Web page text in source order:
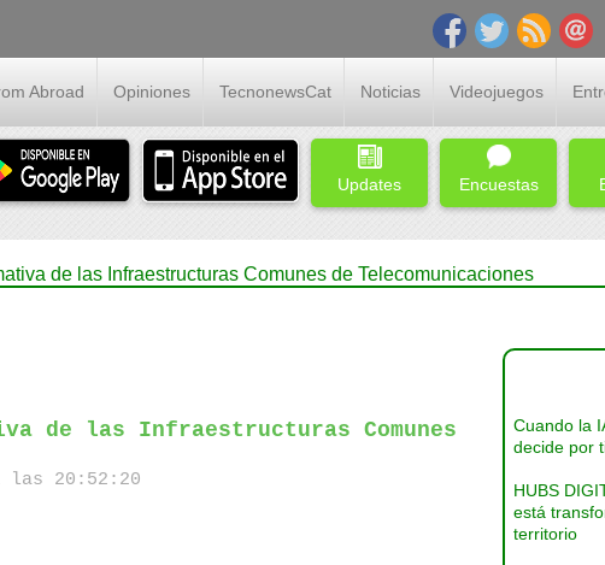
Abroad Opiniones TecnonewsCat Noticias Videojuegos
Updates Encuestas
de las Infraestructuras Comunes de Telecomunicaciones
de las Infraestructuras Comunes
las 20:52:20
Cuando la
decide por
HUBS
está
territorio